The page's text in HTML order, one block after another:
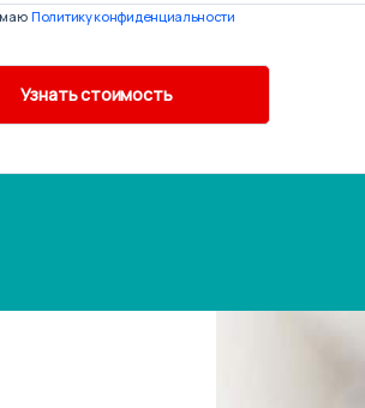
Политику конфиденциальности